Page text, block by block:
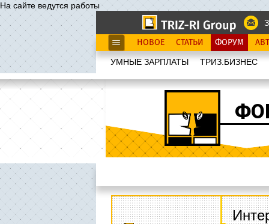
На сайте ведутся работы
НОВОЕ СТАТЬИ ФОРУМ
УМНЫЕ ЗАРПЛАТЫ ТРИЗ.БИЗНЕС